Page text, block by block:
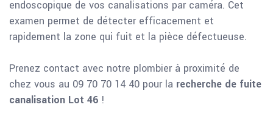
endoscopique de vos canalisations par caméra. Cet
examen permet de détecter efficacement et
rapidement la zone qui fuit et la pièce défectueuse.
Prenez contact avec notre plombier à proximité de
chez vous au 09 70 70 14 40 pour la recherche de fuite
canalisation Lot 46 !